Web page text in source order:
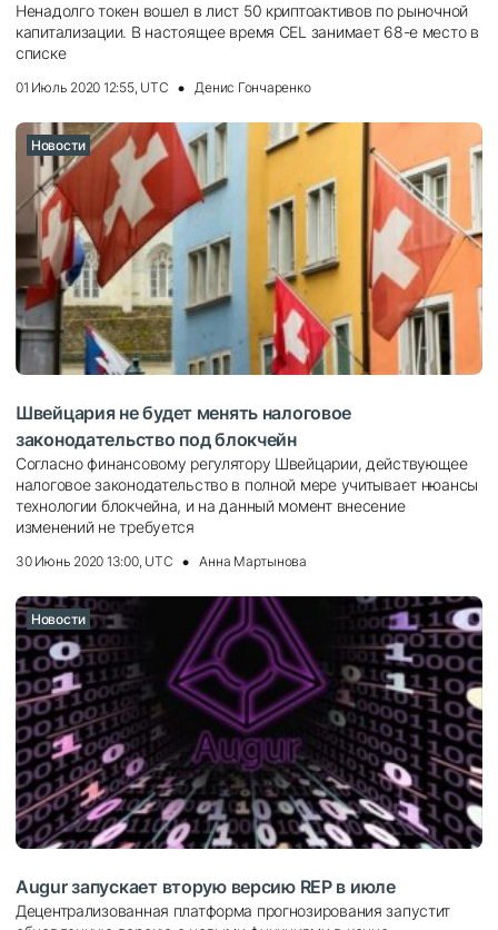
Ненадолго токен вошел в лист 50 криптоактивов по рыночной
капитализации. В настоящее время CEL занимает 68-е место в
списке
01 Июль 2020 12:55, UTC Денис Гончаренко
Новости
Швейцария не будет менять налоговое
законодательство под блокчейн
Согласно финансовому регулятору Швейцарии, действующее
налоговое законодательство в полной мере учитывает нюансы
технологии блокчейна, и на данный момент внесение
изменений не требуется
30 Июнь 2020 13:00, UTC Анна Мартынова
Новости
Augur запускает вторую версию REP в июле
Децентрализованная платформа прогнозирования запустит